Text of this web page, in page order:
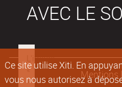
Ce site utilise Xiti. En
vous nous autorisez à
AVEC LE
Mentions